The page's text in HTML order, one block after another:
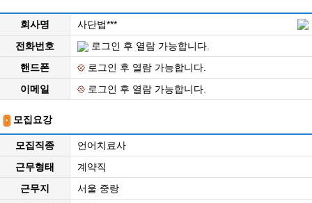
회사명
사단법***
전화번호
로그인 후 열람 가능합니다.
핸드폰
로그인 후 열람 가능합니다.
이메일
로그인 후 열람 가능합니다.
모집요강
모집직종
언어치료사
근무형태
계약직
근무지
서울 중랑